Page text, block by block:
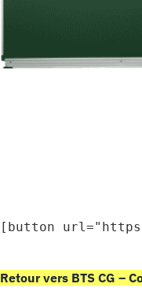
[button
Retour vers BTS CG –